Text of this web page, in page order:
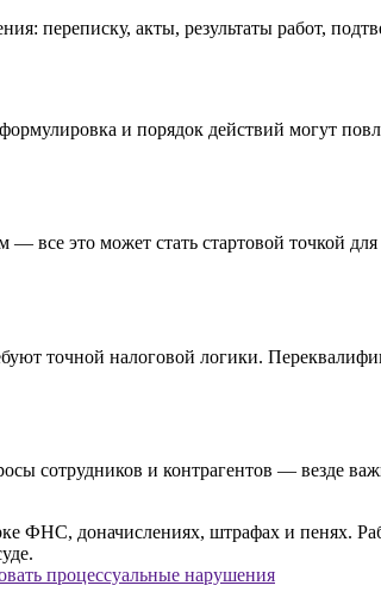
переписку, акты, результаты работ,
и порядок действий могут
все это может стать стартовой точкой
точной налоговой логики.
сотрудников и контрагентов — везде
процессуальные нарушения